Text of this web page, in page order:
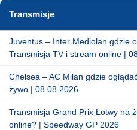
Transmisje
Juventus – Inter Mediolan gdzie
Transmisja TV i stream online |
Chelsea – AC Milan gdzie
żywo | 08.08.2026
Transmisja Grand Prix Łotwy na
online? | Speedway GP 2026